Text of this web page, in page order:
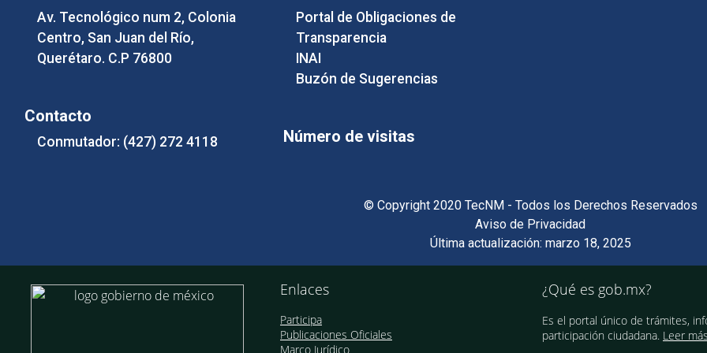
Av. Tecnológico num 2, Colonia
Centro, San Juan del Río,
Querétaro. C.P 76800
Contacto
Conmutador: (427) 272 4118
Portal de Obligaciones de
Transparencia
INAI
Buzón de Sugerencias
Número de visitas
© Copyright 2020 TecNM - Todos los Derechos Reservados
Aviso de Privacidad
Última actualización: marzo 18, 2025
Enlaces
Participa
Publicaciones Oficiales
Marco Jurídico
¿Qué es gob.mx?
Es el portal único de trámites,
participación ciudadana. Leer más